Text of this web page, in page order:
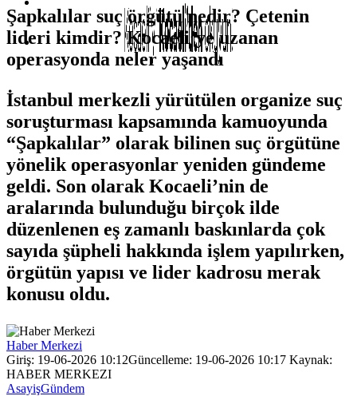
SAĞLIK
Şapkalılar suç örgütü nedir? Çetenin
lideri kimdir? Kocaeli’ye uzanan
operasyonda neler yaşandı
İstanbul merkezli yürütülen organize suç
soruşturması kapsamında kamuoyunda
“Şapkalılar” olarak bilinen suç örgütüne
yönelik operasyonlar yeniden gündeme
geldi. Son olarak Kocaeli’nin de
aralarında bulunduğu birçok ilde
düzenlenen eş zamanlı baskınlarda çok
sayıda şüpheli hakkında işlem yapılırken,
örgütün yapısı ve lider kadrosu merak
konusu oldu.
Haber Merkezi
Giriş: 19-06-2026 10:12Güncelleme: 19-06-2026 10:17 Kaynak:
HABER MERKEZI
AsayişGündem